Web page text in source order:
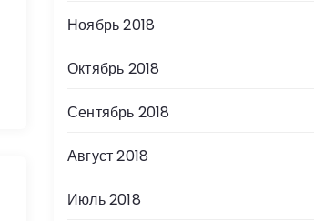
Ноябрь 2018
Октябрь 2018
Сентябрь 2018
Август 2018
Июль 2018